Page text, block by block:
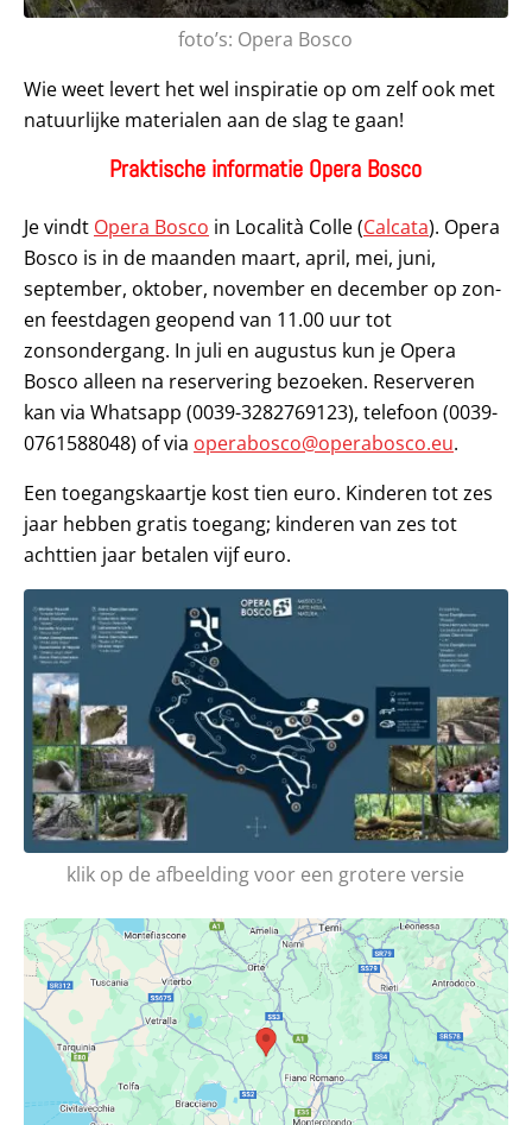
foto’s: Opera Bosco
Wie weet levert het wel inspiratie op om zelf ook met
natuurlijke materialen aan de slag te gaan!
Praktische informatie Opera Bosco
Je vindt Opera Bosco in Località Colle (Calcata). Opera
Bosco is in de maanden maart, april, mei, juni,
september, oktober, november en december op zon-
en feestdagen geopend van 11.00 uur tot
zonsondergang. In juli en augustus kun je Opera
Bosco alleen na reservering bezoeken. Reserveren
kan via Whatsapp (0039-3282769123), telefoon (0039-
0761588048) of via operabosco@operabosco.eu.
Een toegangskaartje kost tien euro. Kinderen tot zes
jaar hebben gratis toegang; kinderen van zes tot
achttien jaar betalen vijf euro.
klik op de afbeelding voor een grotere versie